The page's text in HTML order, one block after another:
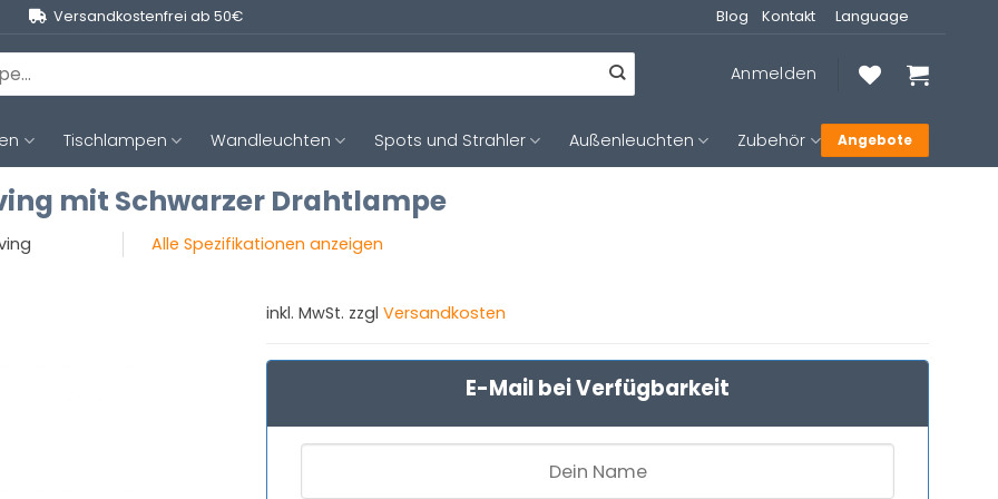
Versandkostenfrei ab 50€ Blog Kontakt Language
Anmelden
Tischlampen Wandleuchten Spots und Strahler Außenleuchten Zubehör Angebote
mit Schwarzer Drahtlampe
Alle Spezifikationen anzeigen
inkl. MwSt. zzgl Versandkosten
E-Mail bei Verfügbarkeit